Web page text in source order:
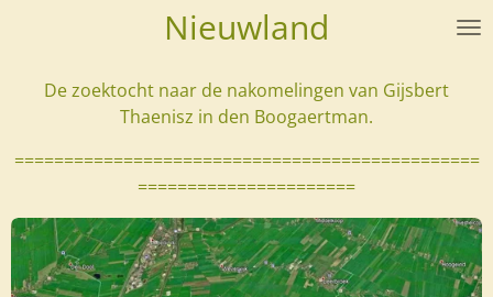
Nieuwland
De zoektocht naar de nakomelingen van Gijsbert
Thaenisz in den Boogaertman.
===============================================
======================